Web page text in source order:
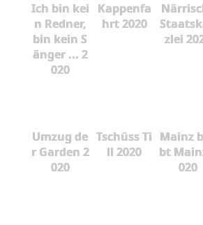
Ich bin kei
n Redner,
bin kein S
änger ... 2
020
Kappenfa
hrt 2020
zlei
Umzug de
r Garden 2
020
Tschüss Ti
ll 2020
Mainz
bt
020